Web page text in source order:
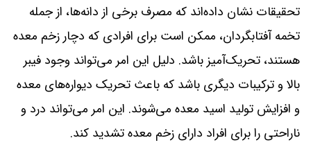
تحقیقات نشان داده‌اند که مصرف برخی از دانه‌ها، از جمله
تخمه آفتابگردان، ممکن است برای افرادی که دچار زخم معده
هستند، تحریک‌آمیز باشد. دلیل این امر می‌تواند وجود فیبر
بالا و ترکیبات دیگری باشد که باعث تحریک دیواره‌های معده
و افزایش تولید اسید معده می‌شوند. این امر می‌تواند درد و
ناراحتی را برای افراد دارای زخم معده تشدید کند.